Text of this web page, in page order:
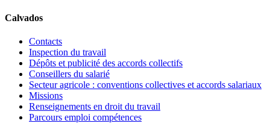
Calvados
Contacts
Inspection du travail
Dépôts et publicité des accords collectifs
Conseillers du salarié
Secteur agricole : conventions collectives et accords salariaux
Missions
Renseignements en droit du travail
Parcours emploi compétences